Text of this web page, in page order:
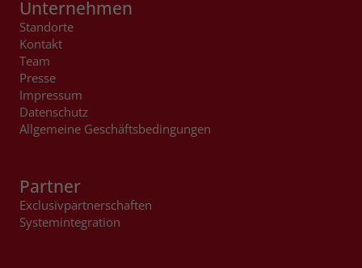
Unternehmen
Standorte
Kontakt
Team
Presse
Impressum
Datenschutz
Allgemeine Geschäftsbedingungen
Partner
Exclusivpartnerschaften
Systemintegration